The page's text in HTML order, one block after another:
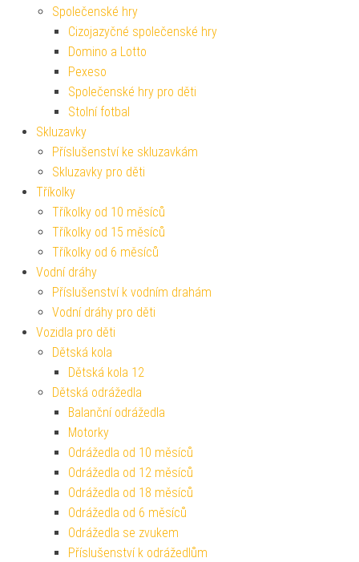
Společenské hry
Cizojazyčné společenské hry
Domino a Lotto
Pexeso
Společenské hry pro děti
Stolní fotbal
Skluzavky
Příslušenství ke skluzavkám
Skluzavky pro děti
Tříkolky
Tříkolky od 10 měsíců
Tříkolky od 15 měsíců
Tříkolky od 6 měsíců
Vodní dráhy
Příslušenství k vodním drahám
Vodní dráhy pro děti
Vozidla pro děti
Dětská kola
Dětská kola 12
Dětská odrážedla
Balanční odrážedla
Motorky
Odrážedla od 10 měsíců
Odrážedla od 12 měsíců
Odrážedla od 18 měsíců
Odrážedla od 6 měsíců
Odrážedla se zvukem
Příslušenství k odrážedlům